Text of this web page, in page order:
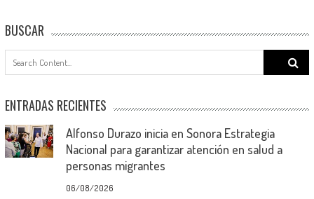
BUSCAR
Search
for:
ENTRADAS RECIENTES
Alfonso Durazo inicia en Sonora Estrategia
Nacional para garantizar atención en salud a
personas migrantes
06/08/2026